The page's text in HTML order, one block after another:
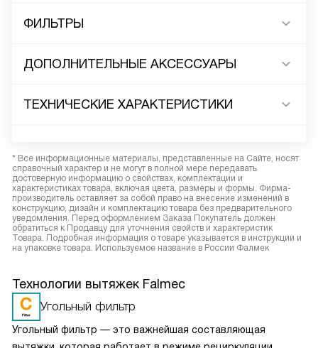
ФИЛЬТРЫ
ДОПОЛНИТЕЛЬНЫЕ АКСЕССУАРЫ
ТЕХНИЧЕСКИЕ ХАРАКТЕРИСТИКИ
* Все информационные материалы, представленные на Сайте, носят
справочный характер и не могут в полной мере передавать
достоверную информацию о свойствах, комплектации и
характеристиках товара, включая цвета, размеры и формы. Фирма-
производитель оставляет за собой право на внесение изменений в
конструкцию, дизайн и комплектацию товара без предварительного
уведомления. Перед оформлением Заказа Покупатель должен
обратиться к Продавцу для уточнения свойств и характеристик
Товара. Подробная информация о товаре указывается в инструкции и
на упаковке товара. Используемое название в России Фалмек
Технологии вытяжек Falmec
Угольный фильтр
Угольный фильтр — это важнейшая составляющая